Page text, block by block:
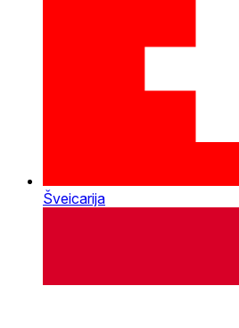
Šveicarija